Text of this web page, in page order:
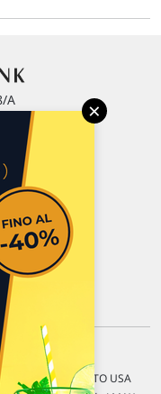
A
15 min. / MERCATO USA
×